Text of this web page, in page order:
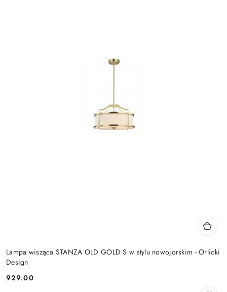
Lampa wisząca STANZA OLD GOLD S w stylu nowojorskim - Orlicki
Design
Cena:
929.00